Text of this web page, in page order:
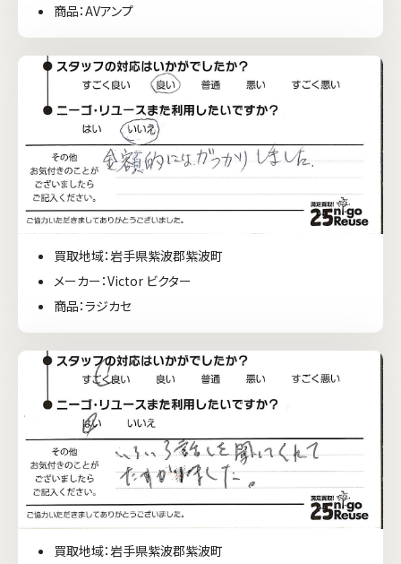
商品：AVアンプ
買取地域：岩手県紫波郡紫波町
メーカー：Victor ビクター
商品：ラジカセ
買取地域：岩手県紫波郡紫波町